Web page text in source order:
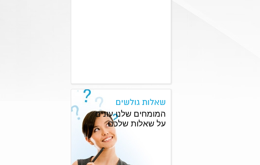
שאלות גולשים
המומחים שלנו עונים
על שאלות שלכם